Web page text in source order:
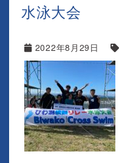
水泳大会
2022年8月29日